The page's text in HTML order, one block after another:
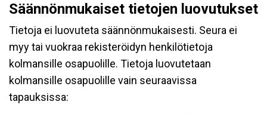
Säännönmukaiset tietojen luovutukset
Tietoja ei luovuteta säännönmukaisesti. Seura ei
myy tai vuokraa rekisteröidyn henkilötietoja
kolmansille osapuolille. Tietoja luovutetaan
kolmansille osapuolille vain seuraavissa
tapauksissa: